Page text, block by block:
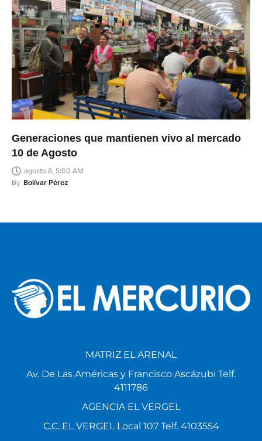
Generaciones que mantienen vivo al mercado
10 de Agosto
agosto 8, 5:00 AM
By Bolívar Pérez
MATRIZ EL ARENAL
Av. De Las Américas y Francisco Ascázubi Telf.
4111786
AGENCIA EL VERGEL
C.C. EL VERGEL Local 107 Telf. 4103554